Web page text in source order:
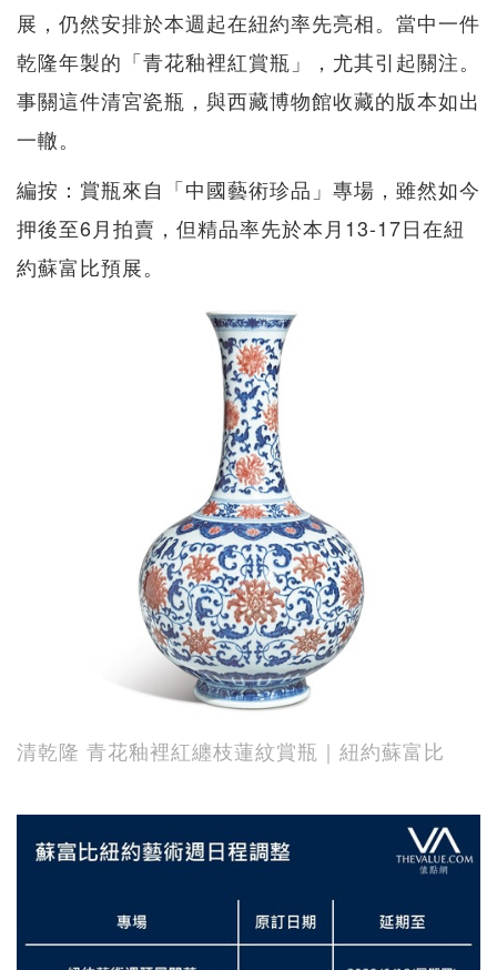
展，仍然安排於本週起在紐約率先亮相。當中一件
乾隆年製的「青花釉裡紅賞瓶」，尤其引起關注。
事關這件清宮瓷瓶，與西藏博物館收藏的版本如出
一轍。
編按：賞瓶來自「中國藝術珍品」專場，雖然如今
押後至6月拍賣，但精品率先於本月13-17日在紐
約蘇富比預展。
清乾隆 青花釉裡紅纏枝蓮紋賞瓶｜紐約蘇富比